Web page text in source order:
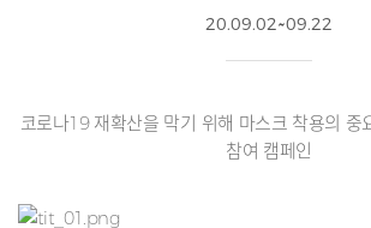
20.09.02~09.22
코로나19 재확산을 막기 위해 마스크 착용의 중
참여 캠페인